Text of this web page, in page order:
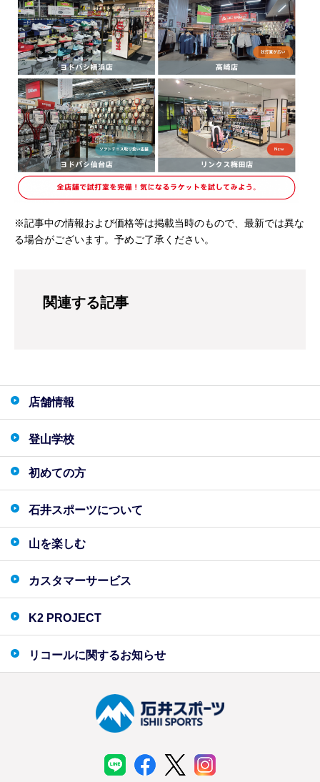
※記事中の情報および価格等は掲載当時のもので、最新では異な
る場合がございます。予めご了承ください。
関連する記事
店舗情報
登山学校
初めての方
石井スポーツについて
山を楽しむ
カスタマーサービス
K2 PROJECT
リコールに関するお知らせ